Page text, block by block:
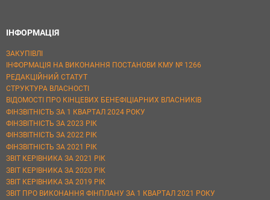
ІНФОРМАЦІЯ
ЗАКУПІВЛІ
ІНФОРМАЦІЯ НА ВИКОНАННЯ ПОСТАНОВИ КМУ № 1266
РЕДАКЦІЙНИЙ СТАТУТ
СТРУКТУРА ВЛАСНОСТІ
ВІДОМОСТІ ПРО КІНЦЕВИХ БЕНЕФІЦІАРНИХ ВЛАСНИКІВ
ФІНЗВІТНІСТЬ ЗА 1 КВАРТАЛ 2024 РОКУ
ФІНЗВІТНІСТЬ ЗА 2023 РІК
ФІНЗВІТНІСТЬ ЗА 2022 РІК
ФІНЗВІТНІСТЬ ЗА 2021 РІК
ЗВІТ КЕРІВНИКА ЗА 2021 РІК
ЗВІТ КЕРІВНИКА ЗА 2020 РІК
ЗВІТ КЕРІВНИКА ЗА 2019 РІК
ЗВІТ ПРО ВИКОНАННЯ ФІНПЛАНУ ЗА 1 КВАРТАЛ 2021 РОКУ